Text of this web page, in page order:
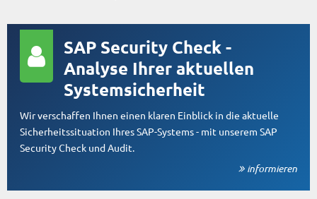
SAP Security Check -
Analyse Ihrer aktuellen
Systemsicherheit
Wir verschaffen Ihnen einen klaren Einblick in die aktuelle
Sicherheitssituation Ihres SAP-Systems - mit unserem SAP
Security Check und Audit.
informieren